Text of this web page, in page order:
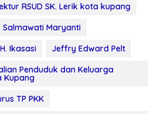
RSUD SK. Lerik kota kupang
Salmawati Maryanti
Ikasasi
Jeffry Edward Pelt
Penduduk dan Keluarga
Kupang
TP PKK